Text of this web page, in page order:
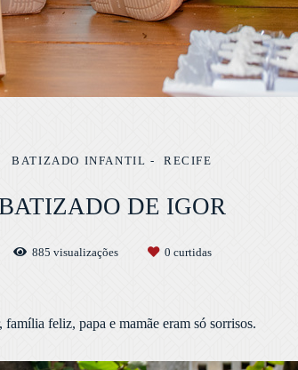
BATIZADO INFANTIL RECIFE
DE IGOR
885 visualizações 0 curtidas
feliz, papa e mamãe eram só sorrisos.